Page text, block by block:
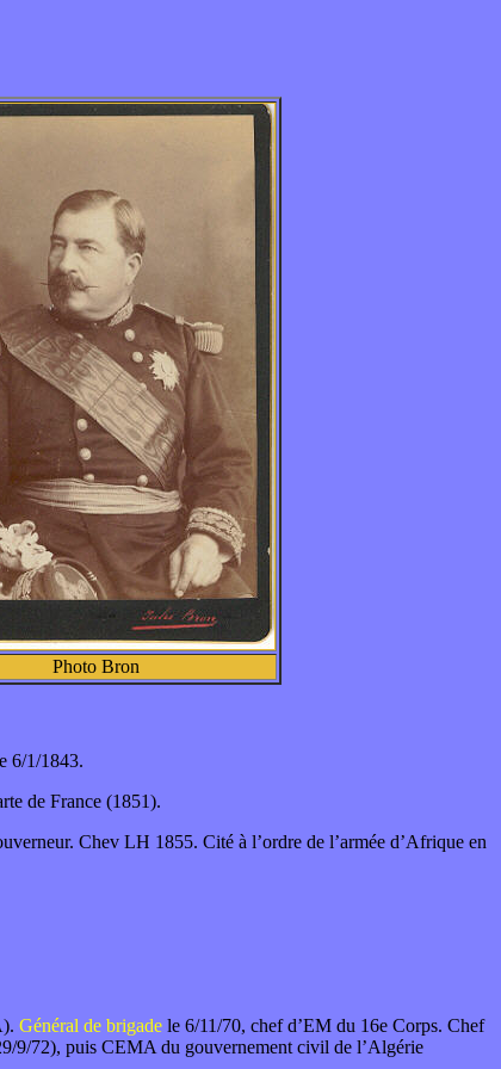
Photo Bron
6/1/1843.
de France (1851).
Chev LH 1855. Cité à l’ordre de l’armée d’Afrique en
Général de brigade le 6/11/70, chef d’EM du 16e Corps. Chef
9/72), puis CEMA du gouvernement civil de l’Algérie